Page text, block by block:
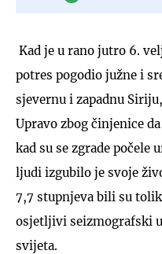
Kad je u rano jutro 6.
potres pogodio južne i
sjevernu i zapadnu
Upravo zbog činjenice
kad su se zgrade počele
ljudi izgubilo je svoje
7,7 stupnjeva bili su
osjetljivi seizmografski
svijeta.